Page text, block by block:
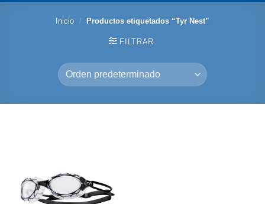
Inicio / Productos etiquetados “Tyr Nest”
FILTRAR